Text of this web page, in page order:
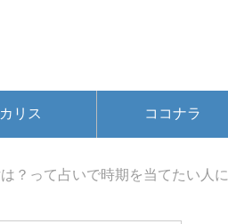
カリス ココナラ
？って占いで時期を当てたい人に